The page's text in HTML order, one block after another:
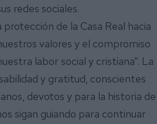
redes sociales.
de la Casa Real hacia
valores y el compromiso
labor social y cristiana”. La
y gratitud, conscientes
devotos y para la historia de
sigan guiando para continuar